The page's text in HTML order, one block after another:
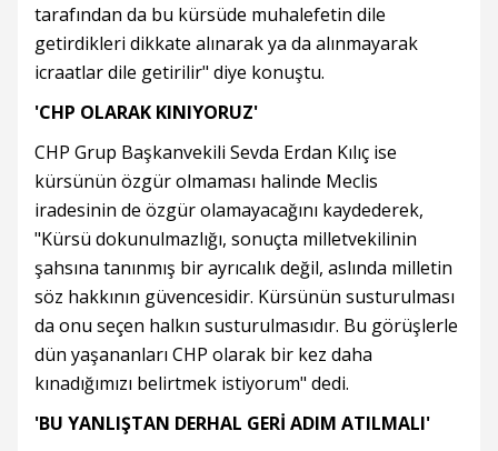
tarafından da bu kürsüde muhalefetin dile
getirdikleri dikkate alınarak ya da alınmayarak
icraatlar dile getirilir" diye konuştu.
'CHP OLARAK KINIYORUZ'
CHP Grup Başkanvekili Sevda Erdan Kılıç ise
kürsünün özgür olmaması halinde Meclis
iradesinin de özgür olamayacağını kaydederek,
"Kürsü dokunulmazlığı, sonuçta milletvekilinin
şahsına tanınmış bir ayrıcalık değil, aslında milletin
söz hakkının güvencesidir. Kürsünün susturulması
da onu seçen halkın susturulmasıdır. Bu görüşlerle
dün yaşananları CHP olarak bir kez daha
kınadığımızı belirtmek istiyorum" dedi.
'BU YANLIŞTAN DERHAL GERİ ADIM ATILMALI'